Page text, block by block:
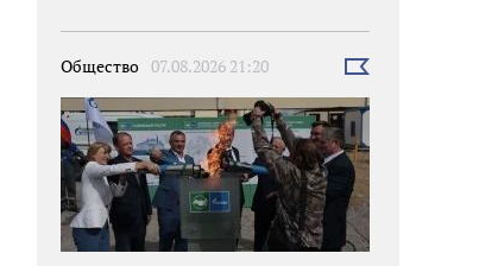
Общество 07.08.2026 21:20
Выбрать